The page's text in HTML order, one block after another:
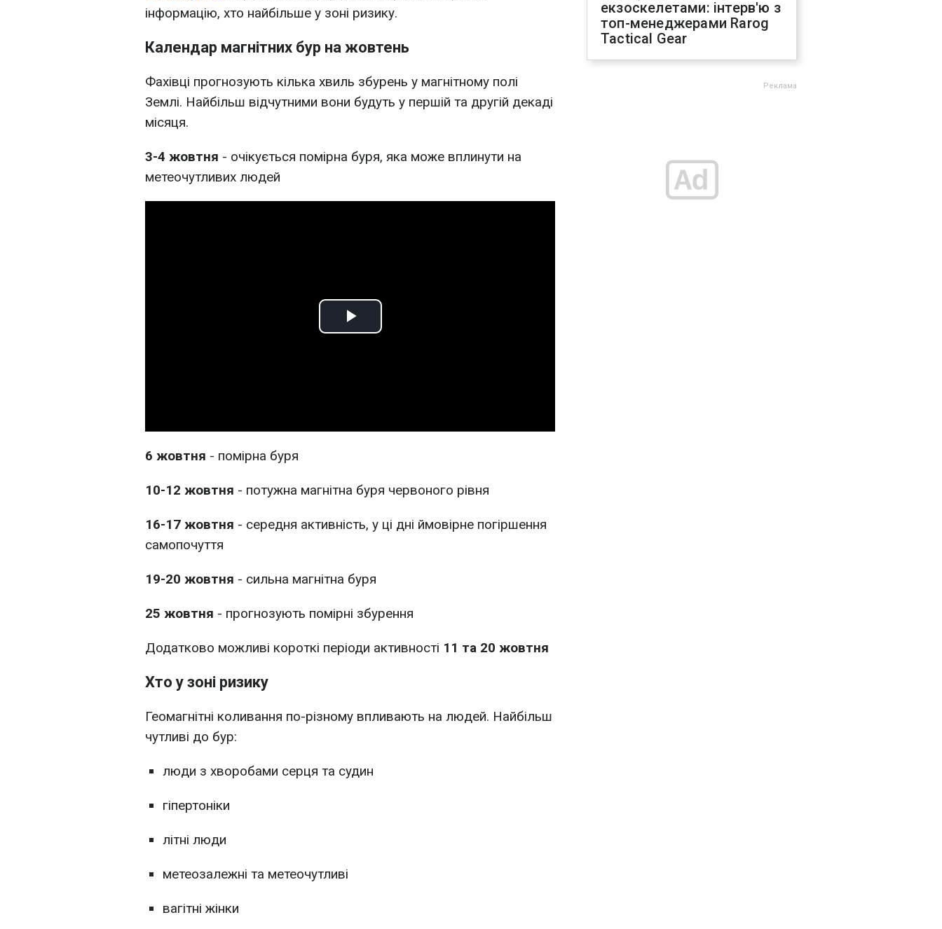
інформацію, хто найбільше у зоні ризику.
Календар магнітних бур на жовтень
Фахівці прогнозують кілька хвиль збурень у магнітному полі
Землі. Найбільш відчутними вони будуть у першій та другій декаді
місяця.
3-4 жовтня - очікується помірна буря, яка може вплинути на
метеочутливих людей
Play
6 жовтня - помірна буря
10-12 жовтня - потужна магнітна буря червоного рівня
16-17 жовтня - середня активність, у ці дні ймовірне погіршення
самопочуття
19-20 жовтня - сильна магнітна буря
25 жовтня - прогнозують помірні збурення
Додатково можливі короткі періоди активності 11 та 20 жовтня
Хто у зоні ризику
Геомагнітні коливання по-різному впливають на людей. Найбільш
чутливі до бур:
люди з хворобами серця та судин
гіпертоніки
літні люди
метеозалежні та метеочутливі
вагітні жінки
екзоскелетами: інтерв'ю з
топ-менеджерами Rarog
Tactical Gear